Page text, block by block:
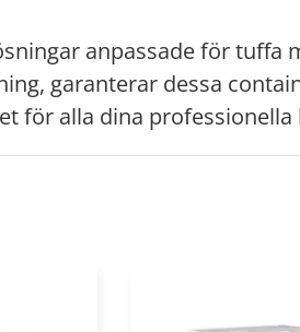
anpassade för tuffa
garanterar dessa
för alla dina professionella